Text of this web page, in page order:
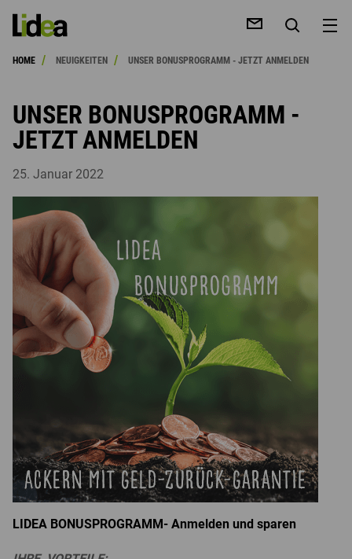
HOME / NEUIGKEITEN / UNSER BONUSPROGRAMM - JETZT ANMELDEN
UNSER BONUSPROGRAMM -
JETZT ANMELDEN
25. Januar 2022
LIDEA BONUSPROGRAMM- Anmelden und sparen